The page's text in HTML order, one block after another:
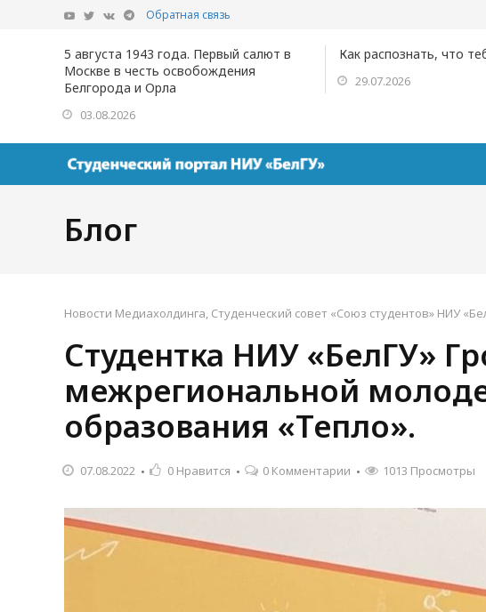
Обратная связь
5 августа 1943 года. Первый салют в
Москве в честь освобождения
Белгорода и Орла
03.08.2026
Как распознать, что
29.07.2026
Блог
Новости Медиахолдинга, Студенческий совет «Союз студентов» НИУ
Студентка НИУ «БелГУ»
межрегиональной
образования «Тепло».
07.08.2022 0 Нравится 0 Комментарии 1013 Просмотры